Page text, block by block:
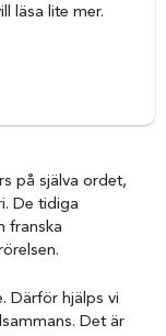
läsa lite mer.
på själva ordet,
De tidiga
franska
Därför hjälps vi
Det är